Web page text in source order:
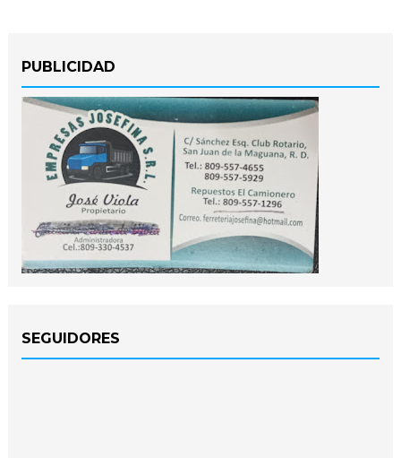
PUBLICIDAD
SEGUIDORES